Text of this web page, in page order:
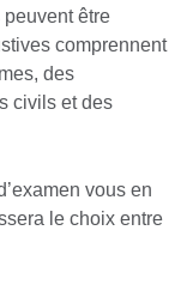
peuvent être
comprennent
des
civils et des
vous en
le choix entre